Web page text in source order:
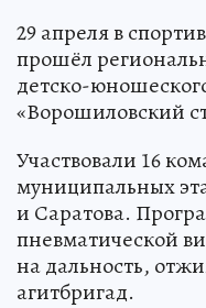
29 апреля в
прошёл
детско-
«Ворошиловский
Участвовали 16
муниципальных
и Саратова.
пневматической
на дальность,
агитбригад.